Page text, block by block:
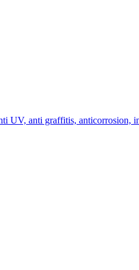
UV, anti graffitis, anticorrosion,